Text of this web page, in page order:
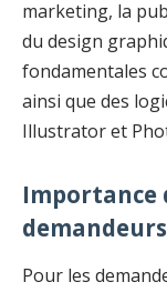
marketing, la
du design
fondamentales
ainsi que des
Illustrator et
Importance
Pour les